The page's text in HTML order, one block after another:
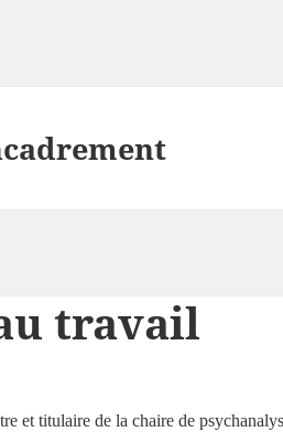
travail
et titulaire de la chaire de